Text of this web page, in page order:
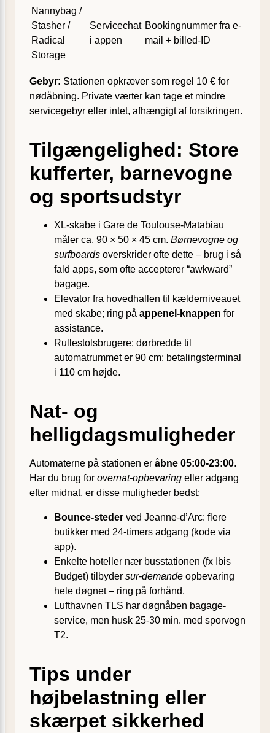
Nannybag /
Stasher /
Radical
Storage
Service­chat
i appen
Bookingnummer fra e-
mail + billed-ID
Gebyr: Stationen opkræver som regel 10 € for
nødåbning. Private værter kan tage et mindre
service­gebyr eller intet, afhængigt af forsikringen.
Tilgængelighed: Store
kufferter, barnevogne
og sportsudstyr
XL-skabe i Gare de Toulouse-Matabiau
måler ca. 90 × 50 × 45 cm. Børne­vogne og
surfboards overskrider ofte dette – brug i så
fald apps, som ofte accepterer “awkward”
bagage.
Elevator fra hoved­hallen til kælder­niveauet
med skabe; ring på appenel-knappen for
assistance.
Rullestolsbrugere: dørbredde til
automatrummet er 90 cm; betalingsterminal
i 110 cm højde.
Nat- og
helligdagsmuligheder
Automaterne på stationen er åbne 05:00-23:00.
Har du brug for overnat-opbevaring eller adgang
efter midnat, er disse muligheder bedst:
Bounce-steder ved Jeanne-d’Arc: flere
butikker med 24-timers adgang (kode via
app).
Enkelte hoteller nær busstationen (fx Ibis
Budget) tilbyder sur-demande opbevaring
hele døgnet – ring på forhånd.
Lufthavnen TLS har døgnåben bagage­
service, men husk 25-30 min. med sporvogn
T2.
Tips under
højbelastning eller
skærpet sikkerhed